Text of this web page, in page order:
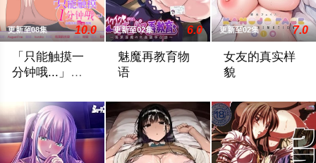
更新至08集 10.0
「只能触摸一
分钟哦...」合
则。
更新至02集 6.0
魅魔再教育物
语
更新至02集 7.0
女友的真实样
貌